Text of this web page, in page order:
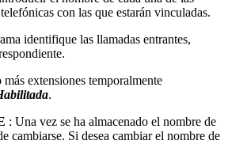
con las que estarán vinculadas.
identifique las llamadas entrantes,
extensiones temporalmente
.
: Una vez se ha almacenado el nombre de
cambiarse. Si desea cambiar el nombre de